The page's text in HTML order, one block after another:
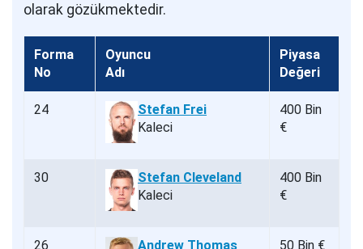
olarak gözükmektedir.
Forma
No
Oyuncu
Adı
Piyasa
Değeri
24
Stefan Frei
Kaleci
400 Bin
€
30
Stefan Cleveland
Kaleci
400 Bin
€
26
Andrew Thomas
50 Bin €